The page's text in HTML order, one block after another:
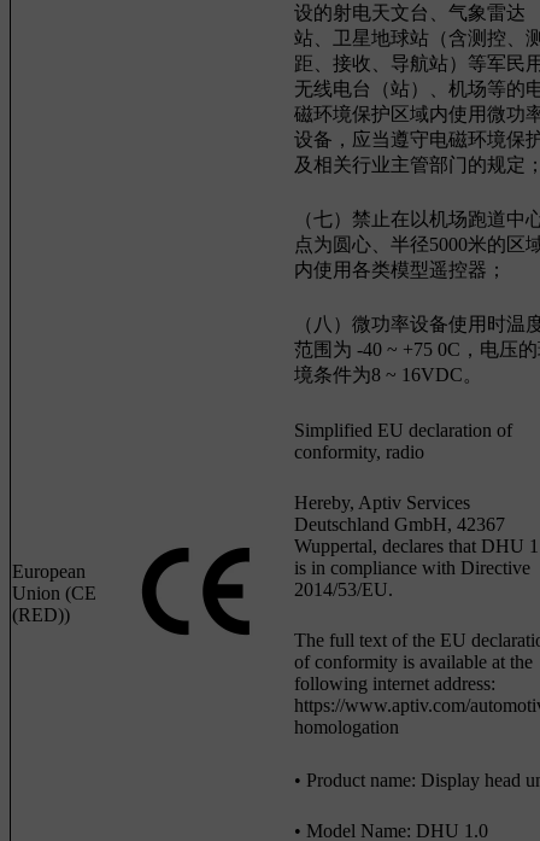
设的射电天文台、气象雷达
站、卫星地球站（含测控、
距、接收、导航站）等军民
无线电台（站）、机场等的
磁环境保护区域内使用微功
设备，应当遵守电磁环境保
及相关行业主管部门的规定
（七）禁止在以机场跑道中
点为圆心、半径5000米的区
内使用各类模型遥控器；
（八）微功率设备使用时温
范围为 -40 ~ +75 0C，电压
境条件为8 ~ 16VDC。
European
Union (CE
(RED))
Simplified EU declaration of
conformity, radio
Hereby, Aptiv Services
Deutschland GmbH, 42367
Wuppertal, declares that DHU
is in compliance with Directive
2014/53/EU.
The full text of the EU
of conformity is available at the
following internet address:
https://www.aptiv.com/
homologation
• Product name: Display head
• Model Name: DHU 1.0